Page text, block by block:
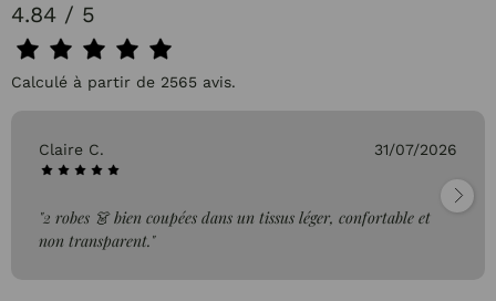
4.84 / 5
Calculé à partir de 2565 avis.
Claire C. 31/07/2026
"2 robes 👗 bien coupées dans un tissus léger, confortable et
non transparent."